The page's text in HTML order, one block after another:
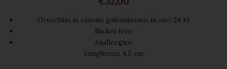
Orecchini in ottone galvanizzato in oro 24 kt
Nickel free
Anallergico
Lunghezza: 4,5 cm